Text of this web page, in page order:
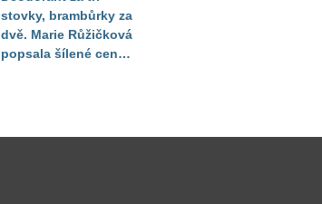
stovky, brambůrky za
dvě. Marie Růžičková
popsala šílené ceny